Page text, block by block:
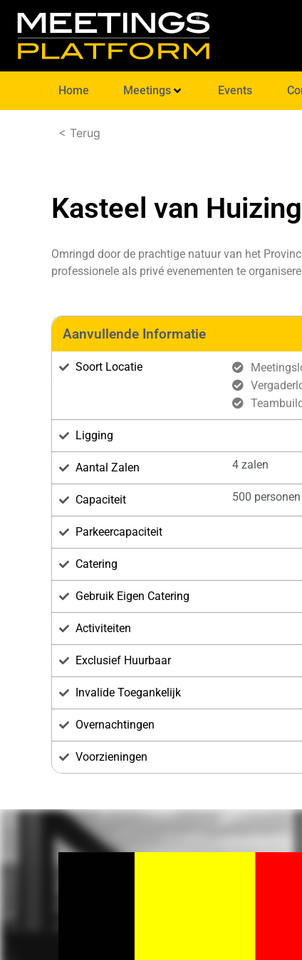
Home Meetings Events
< Terug
Kasteel van
Omringd door de prachtige natuur van het
professionele als privé evenementen te
Aanvullende Informatie
Soort Locatie
Ligging
Aantal Zalen 4 zalen
Capaciteit 500 personen
Parkeercapaciteit
Catering
Gebruik Eigen Catering
Activiteiten
Exclusief Huurbaar
Invalide Toegankelijk
Overnachtingen
Voorzieningen